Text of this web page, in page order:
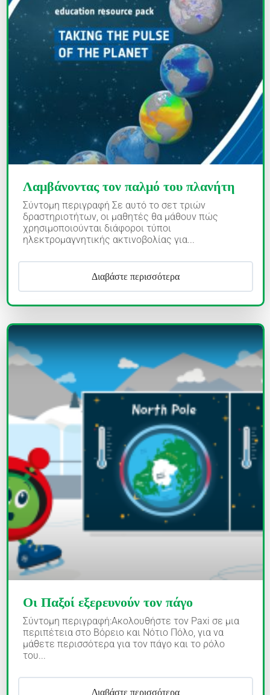
Λαμβάνοντας τον παλμό του πλανήτη
Σύντομη περιγραφή Σε αυτό το σετ τριών
δραστηριοτήτων, οι μαθητές θα μάθουν πώς
χρησιμοποιούνται διάφοροι τύποι
ηλεκτρομαγνητικής ακτινοβολίας για...
Διαβάστε περισσότερα
Οι Παξοί εξερευνούν τον πάγο
Σύντομη περιγραφή:Ακολουθήστε τον Paxi σε μια
περιπέτεια στο Βόρειο και Νότιο Πόλο, για να
μάθετε περισσότερα για τον πάγο και το ρόλο
του...
Διαβάστε περισσότερα